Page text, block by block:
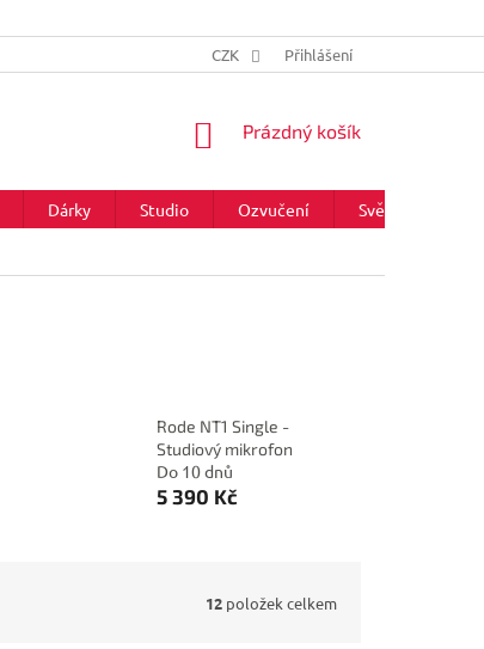
CZK Přihlášení
NÁKUPNÍ
Prázdný košík
Dárky Studio Ozvučení Světla
Rode NT1 Single -
Studiový mikrofon
Do 10 dnů
5 390 Kč
12 položek celkem